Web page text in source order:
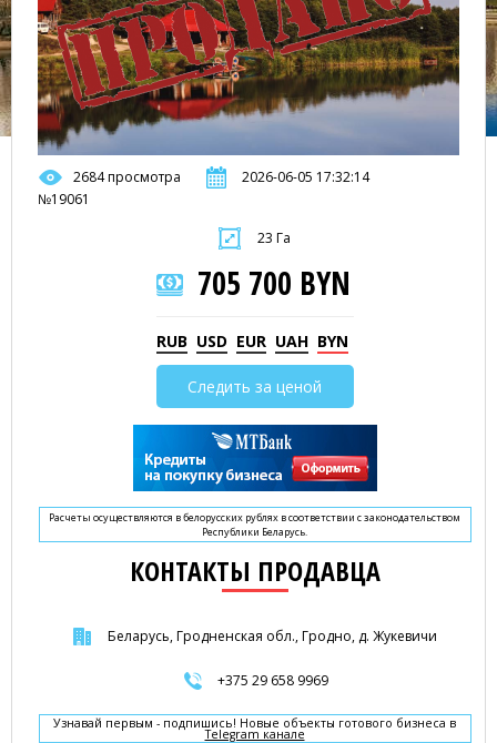
2684 просмотра
2026-06-05 17:32:14
№19061
23 Га
705 700 BYN
RUB USD EUR UAH BYN
Следить за ценой
Расчеты осуществляются в белорусских рублях в соответствии с законодательством
Республики Беларусь.
КОНТАКТЫ ПРОДАВЦА
Беларусь, Гродненская обл., Гродно, д. Жукевичи
+375 29 658 9969
Узнавай первым - подпишись! Новые объекты готового бизнеса в
Telegram канале